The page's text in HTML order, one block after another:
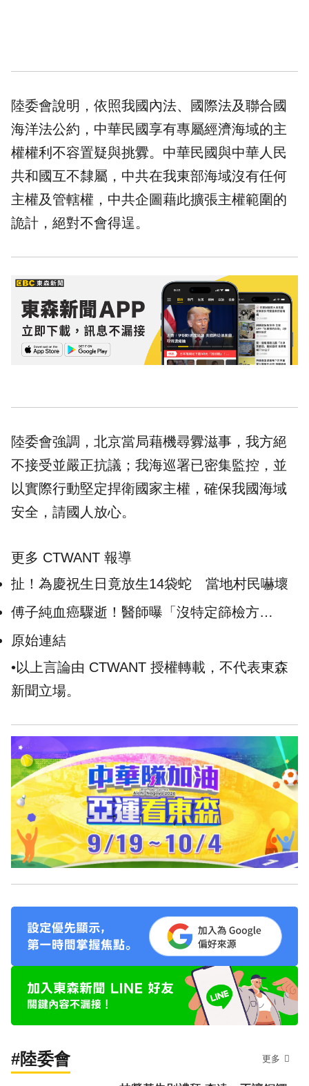
陸委會說明，依照我國內法、國際法及聯合國
海洋法公約，中華民國享有專屬經濟海域的主
權權利不容置疑與挑釁。中華民國與中華人民
共和國互不隸屬，中共在我東部海域沒有任何
主權及管轄權，中共企圖藉此擴張主權範圍的
詭計，絕對不會得逞。
陸委會強調，北京當局藉機尋釁滋事，我方絕
不接受並嚴正抗議；我海巡署已密集監控，並
以實際行動堅定捍衛國家主權，確保我國海域
安全，請國人放心。
更多 CTWANT 報導
扯！為慶祝生日竟放生14袋蛇 當地村民嚇壞
傅子純血癌驟逝！醫師曝「沒特定篩檢方
式」：很多人抽血才知道
原始連結
•以上言論由 CTWANT 授權轉載，不代表東森
新聞立場。
#陸委會 更多